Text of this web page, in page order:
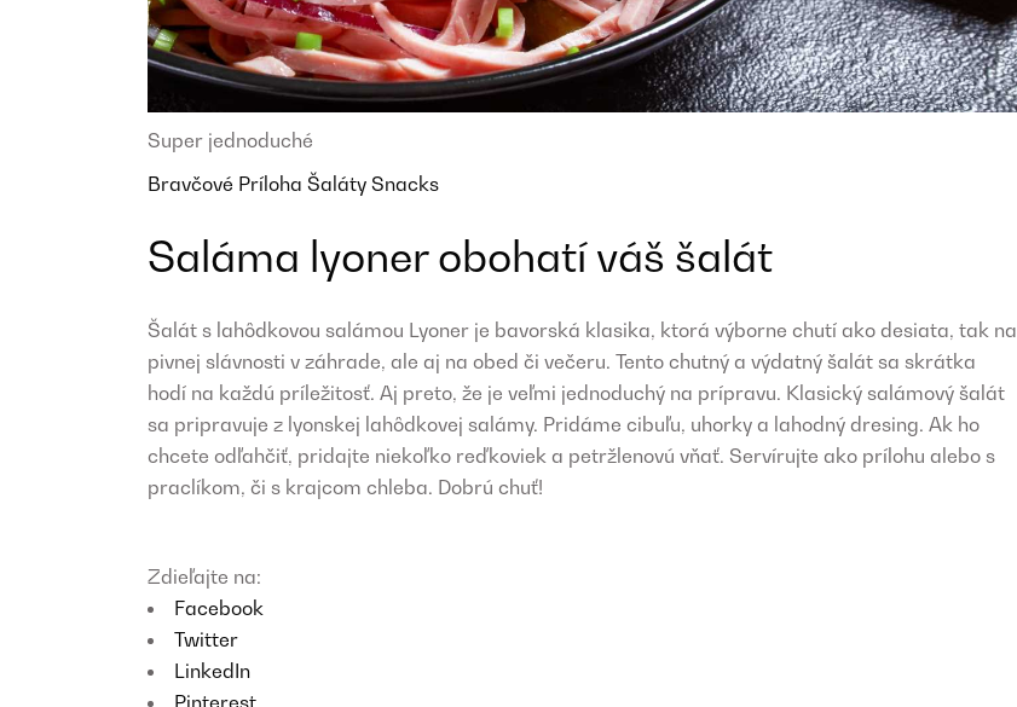
Super jednoduché
Bravčové Príloha Šaláty Snacks
Saláma lyoner obohatí váš šalát
Šalát s lahôdkovou salámou Lyoner je bavorská klasika, ktorá výborne chutí ako desiata, tak na
pivnej slávnosti v záhrade, ale aj na obed či večeru. Tento chutný a výdatný šalát sa skrátka
hodí na každú príležitosť. Aj preto, že je veľmi jednoduchý na prípravu. Klasický salámový šalát
sa pripravuje z lyonskej lahôdkovej salámy. Pridáme cibuľu, uhorky a lahodný dresing. Ak ho
chcete odľahčiť, pridajte niekoľko reďkoviek a petržlenovú vňať. Servírujte ako prílohu alebo s
praclíkom, či s krajcom chleba. Dobrú chuť!
Zdieľajte na:
Facebook
Twitter
LinkedIn
Pinterest